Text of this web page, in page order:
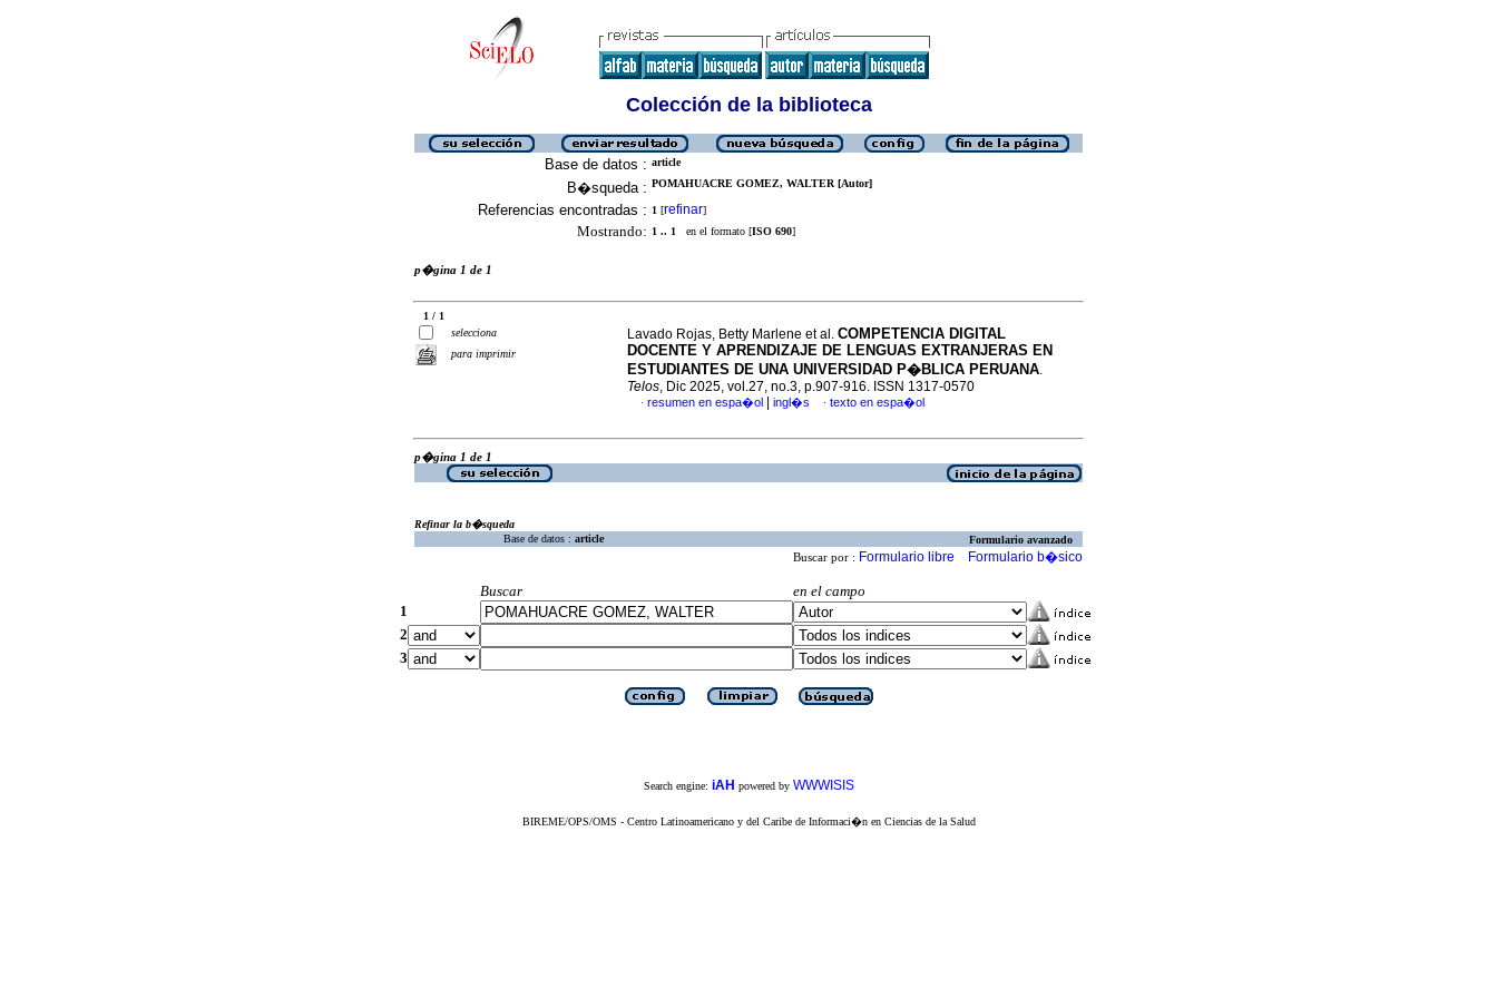
Colección de la biblioteca
Base de datos : article
B�squeda : POMAHUACRE GOMEZ, WALTER [Autor]
Referencias encontradas : 1 [refinar]
Mostrando: 1 .. 1 en el formato [ISO 690]
p�gina 1 de 1
1 / 1
selecciona
para imprimir
Lavado Rojas, Betty Marlene et al. COMPETENCIA DIGITAL
DOCENTE Y APRENDIZAJE DE LENGUAS EXTRANJERAS EN
ESTUDIANTES DE UNA UNIVERSIDAD P�BLICA PERUANA.
Telos, Dic 2025, vol.27, no.3, p.907-916. ISSN 1317-0570
· resumen en espa�ol ingl�s · texto en espa�ol
p�gina 1 de 1
Refinar la b�squeda
Base de datos : article Formulario avanzado
Buscar por : Formulario libre Formulario b�sico
Buscar
en el campo
1
2
3
Search engine: iAH powered by WWWISIS
BIREME/OPS/OMS - Centro Latinoamericano y del Caribe de Informaci�n en Ciencias de la Salud